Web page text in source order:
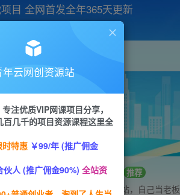
目 全网首发全年365天更新
音 短视频 剪辑 视频号
招募站长 推荐
搭建同款网站，自己当老板
年云网创资源站
注优质VIP网课项目分享，
百几千的项目资源课程这里全
时特惠 ￥99/年 (推广佣金
伙人 (推广佣金90%) 全站资